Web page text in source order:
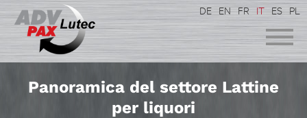
DE EN FR IT ES PL
Panoramica del settore Lattine
per liquori